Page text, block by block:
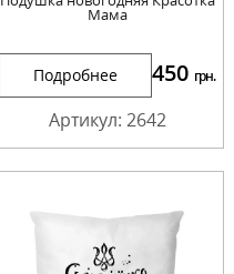
Мама
Подробнее 450 грн.
Артикул: 2642